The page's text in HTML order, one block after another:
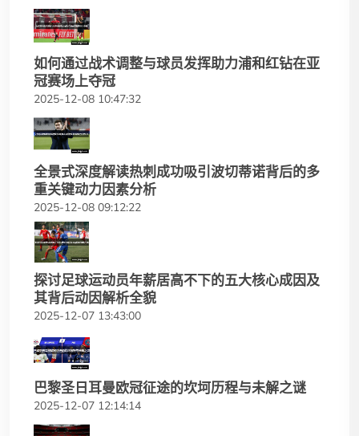
如何通过战术调整与球员发挥助力浦和红钻在亚
冠赛场上夺冠
2025-12-08 10:47:32
全景式深度解读热刺成功吸引波切蒂诺背后的多
重关键动力因素分析
2025-12-08 09:12:22
探讨足球运动员年薪居高不下的五大核心成因及
其背后动因解析全貌
2025-12-07 13:43:00
巴黎圣日耳曼欧冠征途的坎坷历程与未解之谜
2025-12-07 12:14:14